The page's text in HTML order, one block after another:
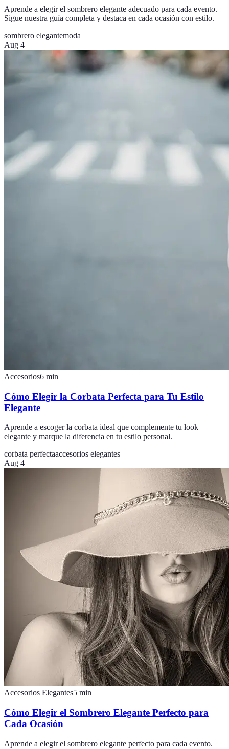
Aprende a elegir el sombrero elegante adecuado para cada evento.
Sigue nuestra guía completa y destaca en cada ocasión con estilo.
sombrero elegantemoda
Aug 4
Accesorios6 min
Cómo Elegir la Corbata Perfecta para Tu Estilo
Elegante
Aprende a escoger la corbata ideal que complemente tu look
elegante y marque la diferencia en tu estilo personal.
corbata perfectaaccesorios elegantes
Aug 4
Accesorios Elegantes5 min
Cómo Elegir el Sombrero Elegante Perfecto para
Cada Ocasión
Aprende a elegir el sombrero elegante perfecto para cada evento.